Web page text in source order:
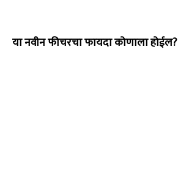
या नवीन फीचरचा फायदा कोणाला होईल?